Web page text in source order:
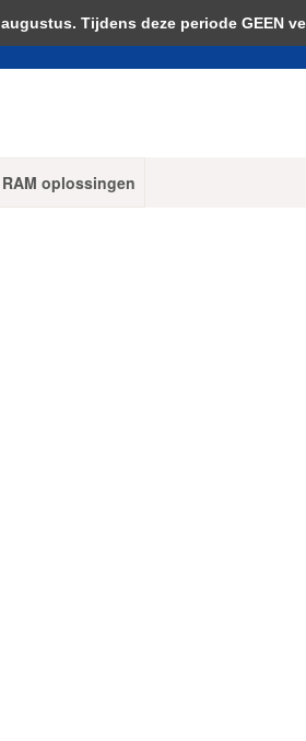
oplossingen
om onze website te verbeteren. Dit
Tijdens deze periode GEEN